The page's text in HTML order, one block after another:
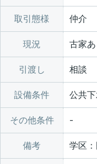
取引態様 仲介
現況 古家あ
引渡し 相談
設備条件 公共
その他条件
備考 学区